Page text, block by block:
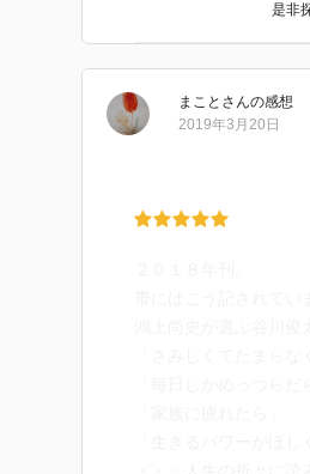
是非
まこと さんの感想
2019年3月20日